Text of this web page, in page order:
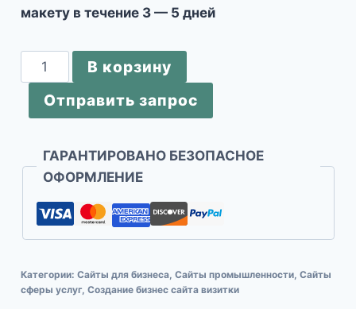
макету в течение 3 — 5 дней
Количество
товара
Макет
"Услуги
уходу
В корзину
Отправить запрос
ГАРАНТИРОВАНО БЕЗОПАСНОЕ
ОФОРМЛЕНИЕ
Категории: Сайты для бизнеса, Сайты промышленности, Сайты
сферы услуг, Создание бизнес сайта визитки